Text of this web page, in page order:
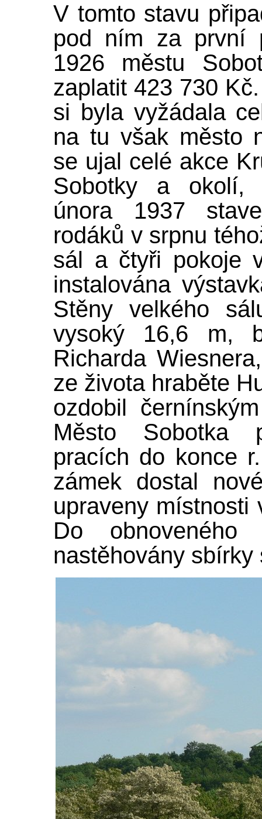
V tomto stavu
pod ním za první
1926 městu
zaplatit 423 730
si byla vyžádala
na tu však město
se ujal celé akce
Sobotky a okolí,
února 1937
rodáků v srpnu
sál a čtyři pokoje
instalována
Stěny velkého
vysoký 16,6 m,
Richarda
ze života hraběte
ozdobil
Město Sobotka
pracích do konce
zámek dostal
upraveny místnosti
Do
nastěhovány